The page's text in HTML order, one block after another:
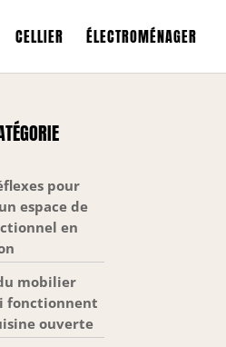
CELLIER ÉLECTROMÉNAGER
pour
espace de
en
mobilier
fonctionnent
ouverte